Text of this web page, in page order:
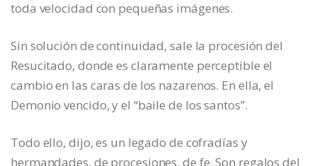
toda velocidad con pequeñas imágenes.
Sin solución de continuidad, sale la procesión del
Resucitado, donde es claramente perceptible el
cambio en las caras de los nazarenos. En ella, el
Demonio vencido, y el “baile de los santos”.
Todo ello, dijo, es un legado de cofradías y
hermandades, de procesiones, de fe. Son regalos del